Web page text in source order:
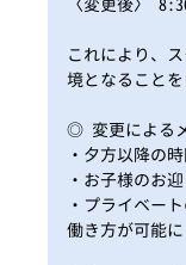
これにより、
境となることを
◎ 変更による
・夕方以降の
・お子様のお
・プライベー
働き方が可能に